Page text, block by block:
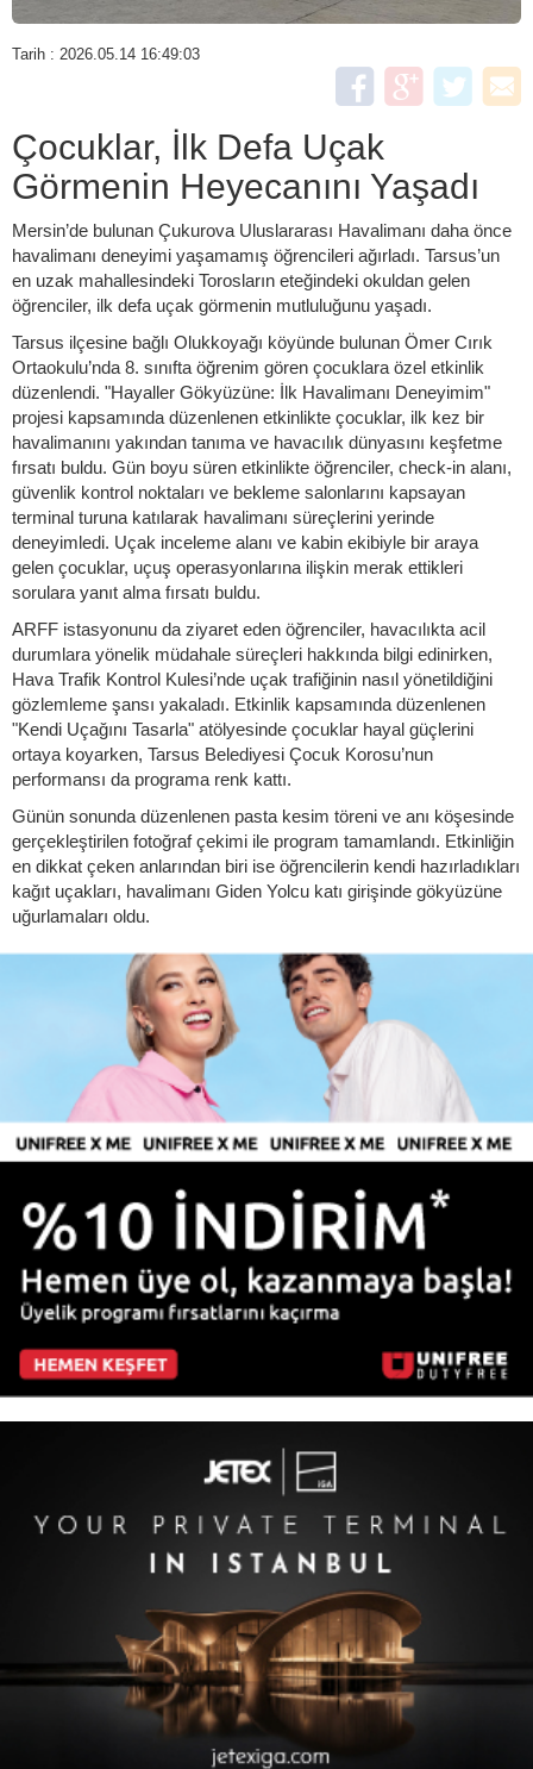
Tarih : 2026.05.14 16:49:03
Çocuklar, İlk Defa Uçak
Görmenin Heyecanını Yaşadı
Mersin’de bulunan Çukurova Uluslararası Havalimanı daha önce
havalimanı deneyimi yaşamamış öğrencileri ağırladı. Tarsus’un
en uzak mahallesindeki Torosların eteğindeki okuldan gelen
öğrenciler, ilk defa uçak görmenin mutluluğunu yaşadı.
Tarsus ilçesine bağlı Olukkoyağı köyünde bulunan Ömer Cırık
Ortaokulu’nda 8. sınıfta öğrenim gören çocuklara özel etkinlik
düzenlendi. "Hayaller Gökyüzüne: İlk Havalimanı Deneyimim"
projesi kapsamında düzenlenen etkinlikte çocuklar, ilk kez bir
havalimanını yakından tanıma ve havacılık dünyasını keşfetme
fırsatı buldu. Gün boyu süren etkinlikte öğrenciler, check-in alanı,
güvenlik kontrol noktaları ve bekleme salonlarını kapsayan
terminal turuna katılarak havalimanı süreçlerini yerinde
deneyimledi. Uçak inceleme alanı ve kabin ekibiyle bir araya
gelen çocuklar, uçuş operasyonlarına ilişkin merak ettikleri
sorulara yanıt alma fırsatı buldu.
ARFF istasyonunu da ziyaret eden öğrenciler, havacılıkta acil
durumlara yönelik müdahale süreçleri hakkında bilgi edinirken,
Hava Trafik Kontrol Kulesi’nde uçak trafiğinin nasıl yönetildiğini
gözlemleme şansı yakaladı. Etkinlik kapsamında düzenlenen
"Kendi Uçağını Tasarla" atölyesinde çocuklar hayal güçlerini
ortaya koyarken, Tarsus Belediyesi Çocuk Korosu’nun
performansı da programa renk kattı.
Günün sonunda düzenlenen pasta kesim töreni ve anı köşesinde
gerçekleştirilen fotoğraf çekimi ile program tamamlandı. Etkinliğin
en dikkat çeken anlarından biri ise öğrencilerin kendi hazırladıkları
kağıt uçakları, havalimanı Giden Yolcu katı girişinde gökyüzüne
uğurlamaları oldu.